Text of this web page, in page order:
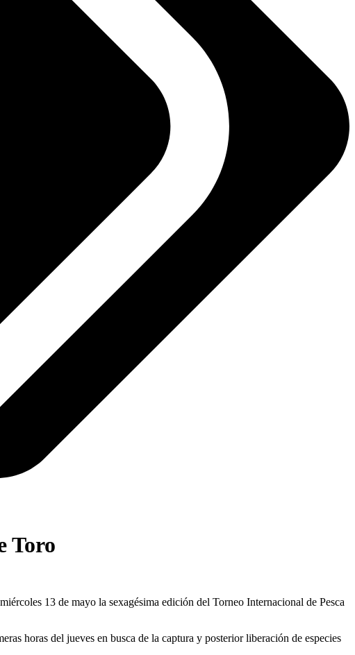
Toro
13 de mayo la sexagésima edición del Torneo Internacional de Pesca
horas del jueves en busca de la captura y posterior liberación de especies